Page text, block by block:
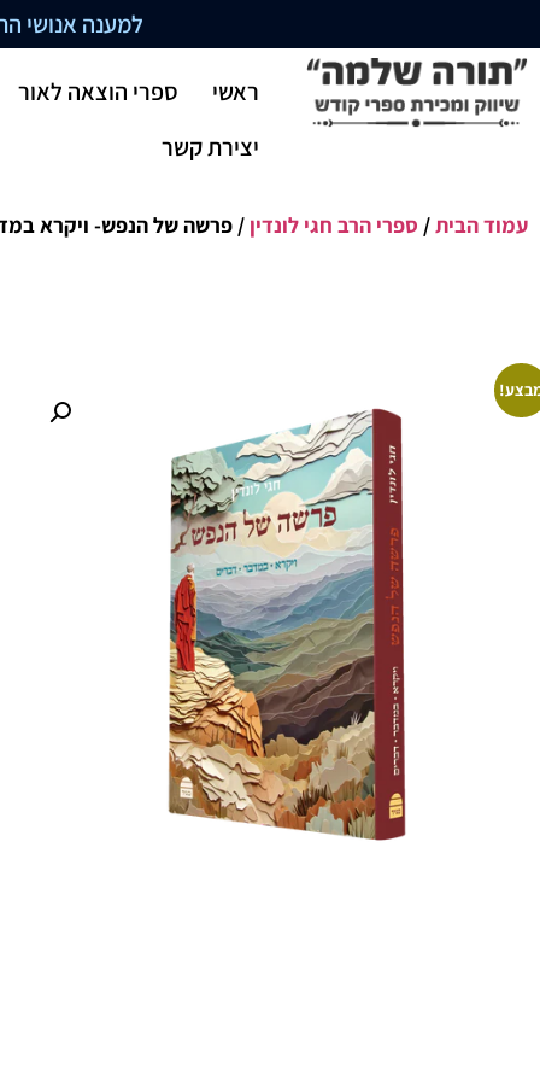
למענה אנושי התקשרו
ראשי
ספרי הוצאה לאור
יצירת קשר
עמוד הבית/ ספרי הרב חגי לונדין / פרשה של הנפש- ויקרא